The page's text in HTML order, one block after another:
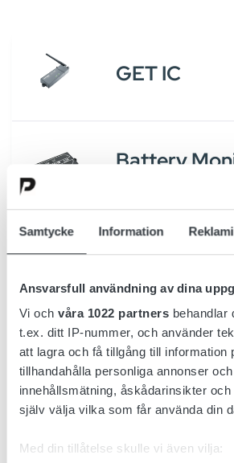
Samtycke Information
Ansvarsfull användning av dina
Vi och våra 1022 partnersbehandlar
t.ex. ditt IP-nummer, och använder
att lagra och få tillgång till information
tillhandahålla personliga annonser
innehållsmätning, åskådarinsikter
själv välja vilka som får använda din
Med din tillåtelse skulle vi även vilja:
GET IC
Battery
CDR